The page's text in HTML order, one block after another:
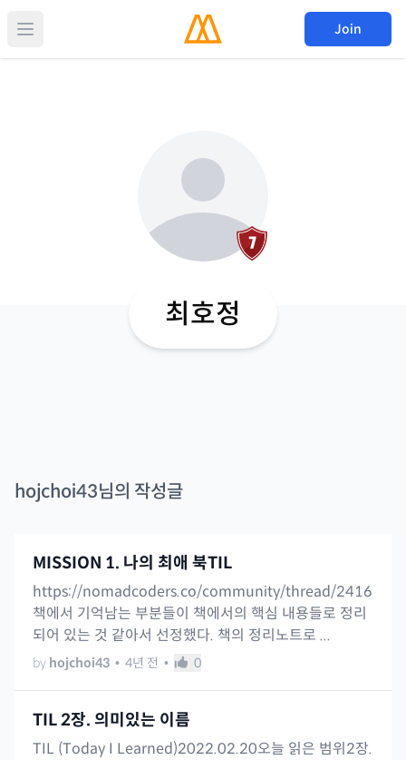
Join
최호정
hojchoi43님의 작성글
MISSION 1. 나의 최애 북TIL
https://nomadcoders.co/community/thread/2416
책에서 기억남는 부분들이 책에서의 핵심 내용들로 정리
되어 있는 것 같아서 선정했다. 책의 정리노트로 ...
by hojchoi43 • 4년 전 • 0
TIL 2장. 의미있는 이름
TIL (Today I Learned)2022.02.20오늘 읽은 범위2장.